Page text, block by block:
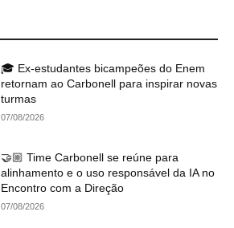
🎓 Ex-estudantes bicampeões do Enem
retornam ao Carbonell para inspirar novas
turmas
07/08/2026
🤝🏼 Time Carbonell se reúne para
alinhamento e o uso responsável da IA no
Encontro com a Direção
07/08/2026